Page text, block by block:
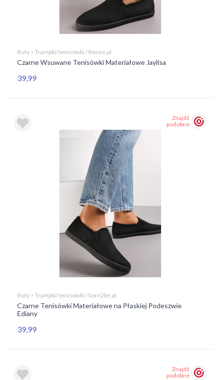
Buty > Trampki/ tenisówki / Renee.pl
Czarne Wsuwane Tenisówki Materiałowe Jaylisa
39,99
Znajdź
podobne
Buty > Trampki/ tenisówki / born2be.pl
Czarne Tenisówki Materiałowe na Płaskiej Podeszwie
Ediany
39,99
Znajdź
podobne